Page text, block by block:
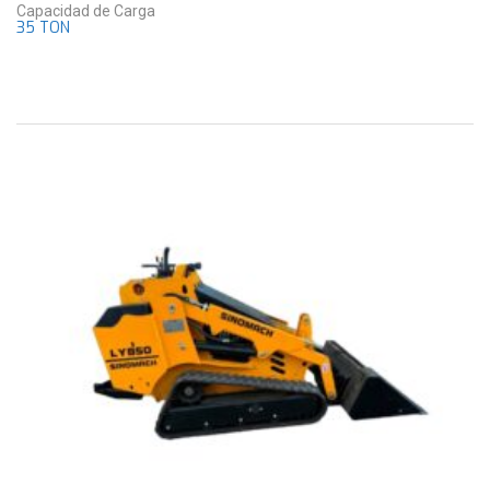
Capacidad de Carga
35 TON